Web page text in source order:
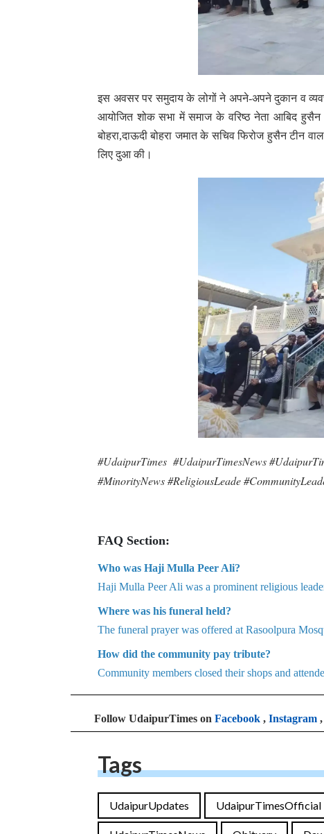
इस अवसर पर समुदाय के लोगों ने अपने-अपने दुकान व
आयोजित शोक सभा में समाज के वरिष्ठ नेता आबिद हुसैन
बोहरा,दाऊदी बोहरा जमात के सचिव फिरोज हुसैन टीन
लिए दुआ की।
#UdaipurTimes #UdaipurTimesNews
#MinorityNews #ReligiousLeade
FAQ Section:
Who was Haji Mulla Peer Ali?
Haji Mulla Peer Ali was a prominent religious
Where was his funeral held?
The funeral prayer was offered at Rasoolpura
How did the community pay tribute?
Community members closed their shops and
Follow UdaipurTimes on Facebook , Instagram
Tags
UdaipurUpdates UdaipurTimesOfficial